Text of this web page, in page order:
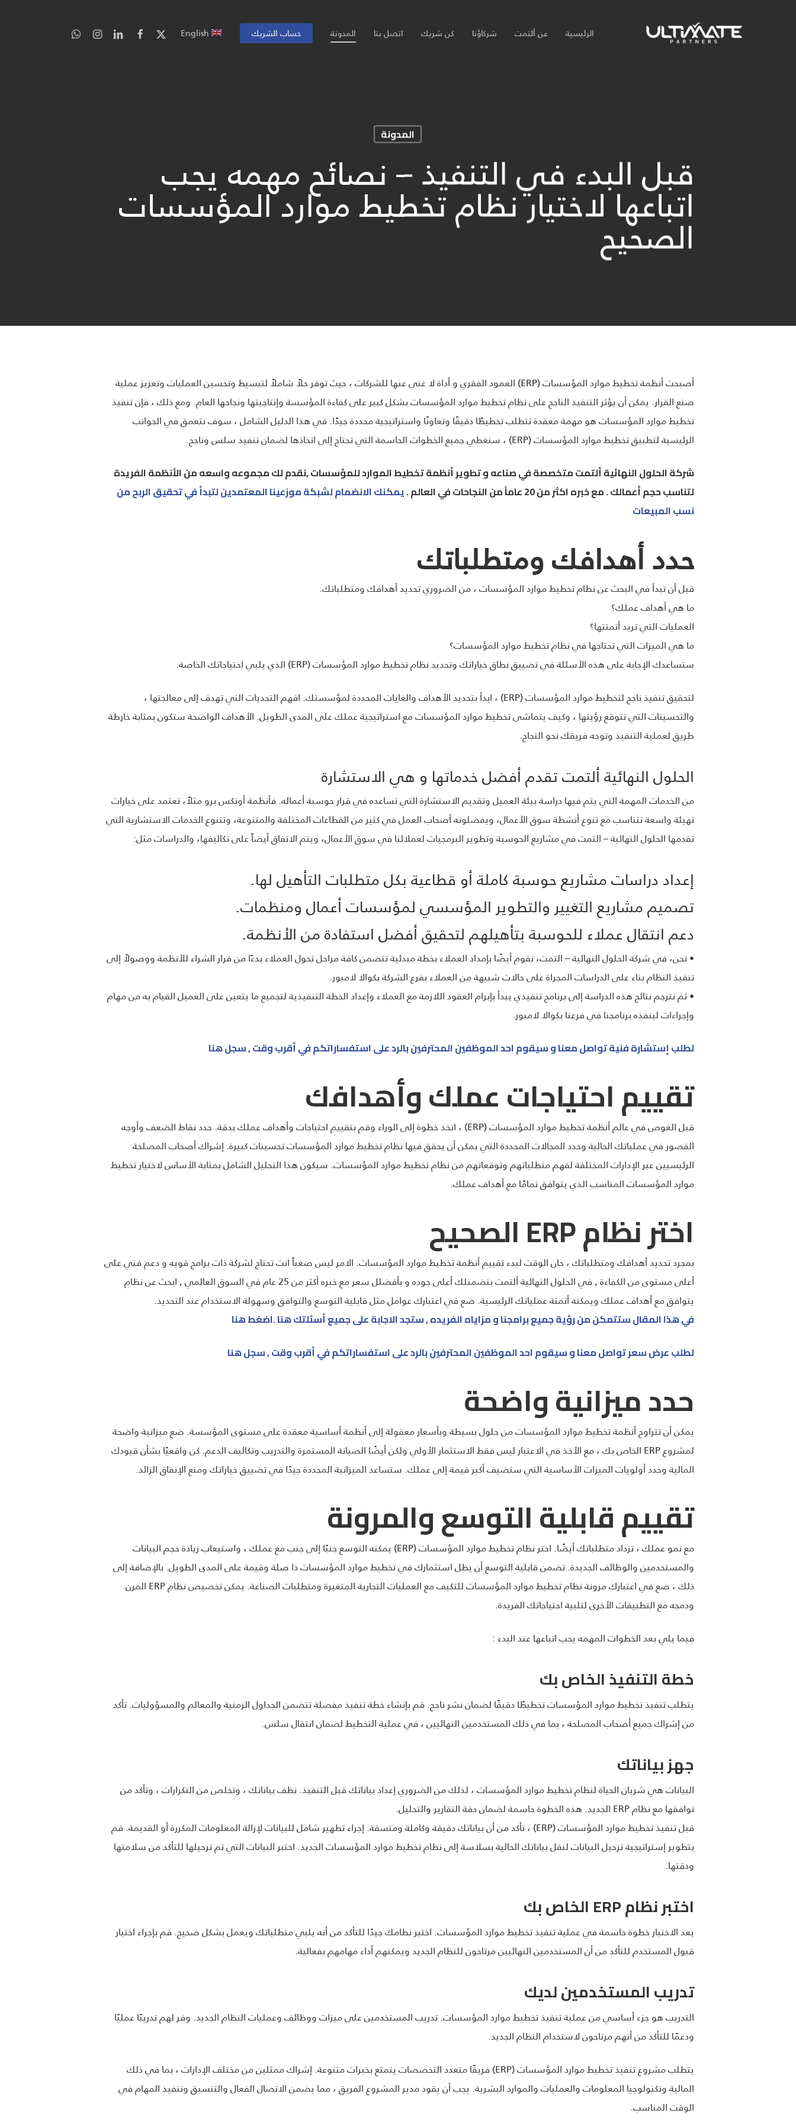
الرئيسية عن ألتمت شركاؤنا كن شريك اتصل بنا المدونة حساب الشريك English
المدونة
قبل البدء في التنفيذ – نصائح مهمه يجب
اتباعها لاختيار نظام تخطيط موارد المؤسسات
الصحيح
أصبحت أنظمة تخطيط موارد المؤسسات (ERP) العمود الفقري و أداة لا غنى عنها للشركات ، حيث توفر حلاً شاملاً لتبسيط وتحسين العمليات وتعزيز عملية
صنع القرار. يمكن أن يؤثر التنفيذ الناجح على نظام تخطيط موارد المؤسسات بشكل كبير على كفاءة المؤسسة وإنتاجيتها ونجاحها العام. ومع ذلك ، فإن تنفيذ
تخطيط موارد المؤسسات هو مهمة معقدة تتطلب تخطيطًا دقيقًا وتعاونًا واستراتيجية محددة جيدًا. في هذا الدليل الشامل ، سوف نتعمق في الجوانب
الرئيسية لتطبيق تخطيط موارد المؤسسات (ERP) ، سنغطي جميع الخطوات الحاسمة التي تحتاج إلى اتخاذها لضمان تنفيذ سلس وناجح.
شركة الحلول النهائية ألتمت متخصصة في صناعه و تطوير أنظمة تخطيط الموارد للمؤسسات ,نقدم لك مجموعه واسعه من الأنظمة الفريدة
لتناسب حجم أعمالك . مع خبره اكثر من 20 عاماً من النجاحات في العالم .
يمكنك الانضمام لشبكة موزعينا المعتمدين لتبدأ في تحقيق الربح من
نسب المبيعات
حدد أهدافك ومتطلباتك
قبل أن تبدأ في البحث عن نظام تخطيط موارد المؤسسات ، من الضروري تحديد أهدافك ومتطلباتك.
ما هي أهداف عملك؟
العمليات التي تريد أتمتتها؟
ما هي الميزات التي تحتاجها في نظام تخطيط موارد المؤسسات؟
ستساعدك الإجابة على هذه الأسئلة في تضييق نطاق خياراتك وتحديد نظام تخطيط موارد المؤسسات (ERP) الذي يلبي احتياجاتك الخاصة.
لتحقيق تنفيذ ناجح لتخطيط موارد المؤسسات (ERP) ، ابدأ بتحديد الأهداف والغايات المحددة لمؤسستك. افهم التحديات التي تهدف إلى معالجتها ،
والتحسينات التي تتوقع رؤيتها ، وكيف يتماشى تخطيط موارد المؤسسات مع استراتيجية عملك على المدى الطويل. الأهداف الواضحة ستكون بمثابة خارطة
طريق لعملية التنفيذ وتوجه فريقك نحو النجاح.
الحلول النهائية ألتمت تقدم أفضل خدماتها و هي الاستشارة
من الخدمات المهمة التي يتم فيها دراسة بيئة العميل وتقديم الاستشارة التي تساعده في قرار حوسبة أعماله. فأنظمة أونكس برو مثلاً، تعتمد على خيارات
تهيئة واسعة تتناسب مع تنوع أنشطة سوق الأعمال، ويفضلونه أصحاب العمل في كثير من القطاعات المختلفة والمتنوعة، وتتنوع الخدمات الاستشارية التي
تقدمها الحلول النهائية – التمت في مشاريع الحوسبة وتطوير البرمجيات لعملائنا في سوق الأعمال، ويتم الاتفاق أيضاً على تكاليفها، والدراسات مثل:
إعداد دراسات مشاريع حوسبة كاملة أو قطاعية بكل متطلبات التأهيل لها.
تصميم مشاريع التغيير والتطوير المؤسسي لمؤسسات أعمال ومنظمات.
دعم انتقال عملاء للحوسبة بتأهيلهم لتحقيق أفضل استفادة من الأنظمة.
• نحن، في شركة الحلول النهائية – التمت، نقوم أيضًا بإمداد العملاء بخطة مبدئية تتضمن كافة مراحل تحول العملاء بدءًا من قرار الشراء للأنظمة ووصولاً إلى
تنفيذ النظام بناء على الدراسات المجراة على حالات شبيهة من العملاء بفرع الشركة بكوالا لامبور.
• ثم نترجم نتائج هذه الدراسة إلى برنامج تنفيذي يبدأ بإبرام العقود اللازمة مع العملاء وإعداد الخطة التنفيذية لتجميع ما يتعين على العميل القيام به من مهام
وإجراءات لينفذه برنامجنا في فرعنا بكوالا لامبور.
لطلب إستشارة فنية تواصل معنا و سيقوم احد الموظفين المحترفين بالرد على استفساراتكم في أقرب وقت , سجل هنا
تقييم احتياجات عملك وأهدافك
قبل الغوص في عالم أنظمة تخطيط موارد المؤسسات (ERP) ، اتخذ خطوة إلى الوراء وقم بتقييم احتياجات وأهداف عملك بدقة. حدد نقاط الضعف وأوجه
القصور في عملياتك الحالية وحدد المجالات المحددة التي يمكن أن يحقق فيها نظام تخطيط موارد المؤسسات تحسينات كبيرة. إشراك أصحاب المصلحة
الرئيسيين عبر الإدارات المختلفة لفهم متطلباتهم وتوقعاتهم من نظام تخطيط موارد المؤسسات. سيكون هذا التحليل الشامل بمثابة الأساس لاختيار تخطيط
موارد المؤسسات المناسب الذي يتوافق تمامًا مع أهداف عملك.
اختر نظام ERP الصحيح
بمجرد تحديد أهدافك ومتطلباتك ، حان الوقت لبدء تقييم أنظمة تخطيط موارد المؤسسات. الامر ليس صعباً انت تحتاج لشركة ذات برامج قويه و دعم فني على
أعلى مستوى من الكفاءة , في الحلول النهائية ألتمت بنضمنلك أعلى جوده و بأفضلل سعر مع خبره أكثر من 25 عام في السوق العالمي , ابحث عن نظام
يتوافق مع أهداف عملك ويمكنه أتمتة عملياتك الرئيسية. ضع في اعتبارك عوامل مثل قابلية التوسع والتوافق وسهولة الاستخدام عند التحديد.
في هذا المقال ستتمكن من رؤية جميع برامجنا و مزاياه الفريده , ستجد الاجابة على جميع أسئلتك هنا .اضغط هنا
لطلب عرض سعر تواصل معنا و سيقوم احد الموظفين المحترفين بالرد على استفساراتكم في أقرب وقت , سجل هنا
حدد ميزانية واضحة
يمكن أن تتراوح أنظمة تخطيط موارد المؤسسات من حلول بسيطة وبأسعار معقولة إلى أنظمة أساسية معقدة على مستوى المؤسسة. ضع ميزانية واضحة
لمشروع ERP الخاص بك ، مع الأخذ في الاعتبار ليس فقط الاستثمار الأولي ولكن أيضًا الصيانة المستمرة والتدريب وتكاليف الدعم. كن واقعيًا بشأن قيودك
المالية وحدد أولويات الميزات الأساسية التي ستضيف أكبر قيمة إلى عملك. ستساعد الميزانية المحددة جيدًا في تضييق خياراتك ومنع الإنفاق الزائد.
تقييم قابلية التوسع والمرونة
مع نمو عملك ، تزداد متطلباتك أيضًا. اختر نظام تخطيط موارد المؤسسات (ERP) يمكنه التوسع جنبًا إلى جنب مع عملك ، واستيعاب زيادة حجم البيانات
والمستخدمين والوظائف الجديدة. تضمن قابلية التوسع أن يظل استثمارك في تخطيط موارد المؤسسات ذا صلة وقيمة على المدى الطويل. بالإضافة إلى
ذلك ، ضع في اعتبارك مرونة نظام تخطيط موارد المؤسسات للتكيف مع العمليات التجارية المتغيرة ومتطلبات الصناعة. يمكن تخصيص نظام ERP المرن
ودمجه مع التطبيقات الأخرى لتلبية احتياجاتك الفريدة.
فيما يلي بعد الخطوات المهمه يجب اتباعها عند البدء :
خطة التنفيذ الخاص بك
يتطلب تنفيذ تخطيط موارد المؤسسات تخطيطًا دقيقًا لضمان نشر ناجح. قم بإنشاء خطة تنفيذ مفصلة تتضمن الجداول الزمنية والمعالم والمسؤوليات. تأكد
من إشراك جميع أصحاب المصلحة ، بما في ذلك المستخدمين النهائيين ، في عملية التخطيط لضمان انتقال سلس.
جهز بياناتك
البيانات هي شريان الحياة لنظام تخطيط موارد المؤسسات ، لذلك من الضروري إعداد بياناتك قبل التنفيذ. نظف بياناتك ، وتخلص من التكرارات ، وتأكد من
توافقها مع نظام ERP الجديد. هذه الخطوة حاسمة لضمان دقة التقارير والتحليل.
قبل تنفيذ تخطيط موارد المؤسسات (ERP) ، تأكد من أن بياناتك دقيقة وكاملة ومتسقة. إجراء تطهير شامل للبيانات لإزالة المعلومات المكررة أو القديمة. قم
بتطوير إستراتيجية ترحيل البيانات لنقل بياناتك الحالية بسلاسة إلى نظام تخطيط موارد المؤسسات الجديد. اختبر البيانات التي تم ترحيلها للتأكد من سلامتها
ودقتها.
اختبر نظام ERP الخاص بك
يعد الاختبار خطوة حاسمة في عملية تنفيذ تخطيط موارد المؤسسات. اختبر نظامك جيدًا للتأكد من أنه يلبي متطلباتك ويعمل بشكل صحيح. قم بإجراء اختبار
قبول المستخدم للتأكد من أن المستخدمين النهائيين مرتاحون للنظام الجديد ويمكنهم أداء مهامهم بفعالية.
تدريب المستخدمين لديك
التدريب هو جزء أساسي من عملية تنفيذ تخطيط موارد المؤسسات. تدريب المستخدمين على ميزات ووظائف وعمليات النظام الجديد. وفر لهم تدريبًا عمليًا
ودعمًا للتأكد من أنهم مرتاحون لاستخدام النظام الجديد.
يتطلب مشروع تنفيذ تخطيط موارد المؤسسات (ERP) فريقًا متعدد التخصصات يتمتع بخبرات متنوعة. إشراك ممثلين من مختلف الإدارات ، بما في ذلك
المالية وتكنولوجيا المعلومات والعمليات والموارد البشرية. يجب أن يقود مدير المشروع الفريق ، مما يضمن الاتصال الفعال والتنسيق وتنفيذ المهام في
الوقت المناسب.